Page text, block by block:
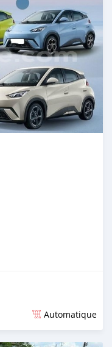
Automatique